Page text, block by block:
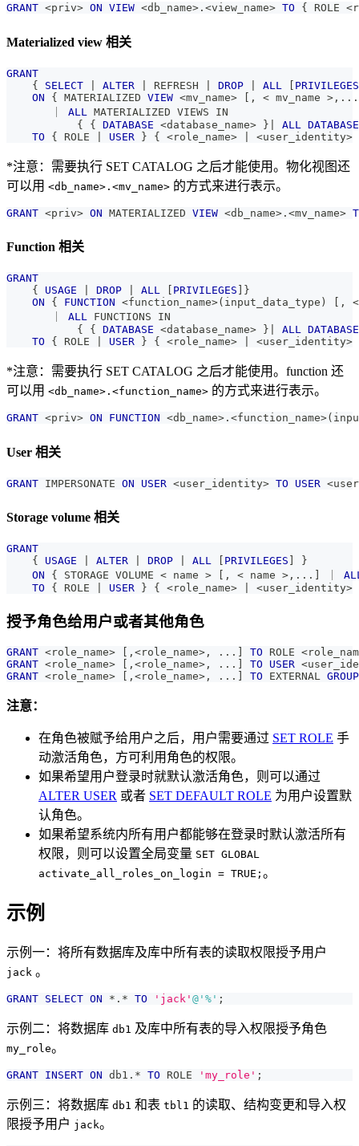
GRANT <priv> ON VIEW <db_name> . <view_name> TO { ROLE <
Materialized view 相关
GRANT
    {
SELECT ALTER REFRESH DROP ALL
PRIVILEGES
ON { MATERIALIZED VIEW <mv_name> , < mv_name > , . . .
ALL MATERIALIZED VIEWS IN
           { {
DATABASE <database_name> } ALL
TO { ROLE USER } { <role_name> <user_identity>
*注意：需要执行 SET CATALOG 之后才能使用。物化视图还
可以用 <db_name>.<mv_name> 的方式来进行表示。
GRANT <priv> ON MATERIALIZED VIEW <db_name> . <mv_name>
Function 相关
GRANT
    {
USAGE DROP ALL PRIVILEGES
}
ON { FUNCTION <function_name>( input_data_type ) ,
<
ALL FUNCTIONS IN
           { {
DATABASE <database_name> } ALL
TO { ROLE USER } { <role_name> <user_identity>
*注意：需要执行 SET CATALOG 之后才能使用。function 还
可以用 <db_name>.<function_name> 的方式来进行表示。
GRANT <priv> ON FUNCTION <db_name> . <function_name>(
User 相关
GRANT IMPERSONATE ON USER <user_identity> TO USER <
Storage volume 相关
GRANT
    {
USAGE ALTER DROP ALL PRIVILEGES
}
ON { STORAGE VOLUME < name > , < name > , . . .
TO { ROLE USER } { <role_name> <user_identity>
授予角色给用户或者其他角色
GRANT <role_name> , <role_name> , . . . TO ROLE <
GRANT <role_name> , <role_name> , . . . TO USER <
GRANT <role_name> , <role_name> , . . . TO EXTERNAL GROUP
注意：
在角色被赋予给用户之后，用户需要通过 SET ROLE 手
动激活角色，方可利用角色的权限。
如果希望用户登录时就默认激活角色，则可以通过
ALTER USER 或者 SET DEFAULT ROLE 为用户设置默
认角色。
如果希望系统内所有用户都能够在登录时默认激活所有
权限，则可以设置全局变量 SET GLOBAL
activate_all_roles_on_login = TRUE; 。
示例
示例一：将所有数据库及库中所有表的读取权限授予用户
jack 。
GRANT SELECT ON * . * TO 'jack' @'%' ;
示例二：将数据库 db1 及库中所有表的导入权限授予角色
my_role。
GRANT INSERT ON db1 . * TO ROLE 'my_role' ;
示例三：将数据库 db1 和表 tbl1 的读取、结构变更和导入权
限授予用户 jack。